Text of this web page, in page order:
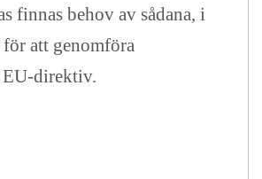
finnas behov av sådana, i
att genomföra
EU-direktiv.